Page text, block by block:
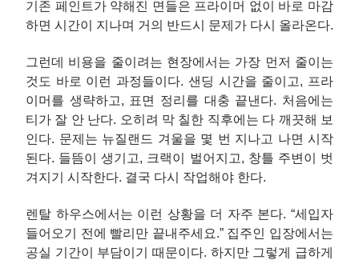
기존 페인트가 약해진 면들은 프라이머 없이 바로 마감
하면 시간이 지나며 거의 반드시 문제가 다시 올라온다.
그런데 비용을 줄이려는 현장에서는 가장 먼저 줄이는
것도 바로 이런 과정들이다. 샌딩 시간을 줄이고, 프라
이머를 생략하고, 표면 정리를 대충 끝낸다. 처음에는
티가 잘 안 난다. 오히려 막 칠한 직후에는 다 깨끗해 보
인다. 문제는 뉴질랜드 겨울을 몇 번 지나고 나면 시작
된다. 들뜸이 생기고, 크랙이 벌어지고, 창틀 주변이 벗
겨지기 시작한다. 결국 다시 작업해야 한다.
렌탈 하우스에서는 이런 상황을 더 자주 본다. “세입자
들어오기 전에 빨리만 끝내주세요.” 집주인 입장에서는
공실 기간이 부담이기 때문이다. 하지만 그렇게 급하게